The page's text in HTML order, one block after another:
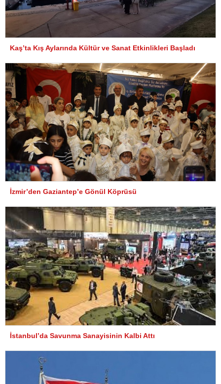
Kaş’ta Kış Aylarında Kültür ve Sanat Etkinlikleri Başladı
İzmir’den Gaziantep’e Gönül Köprüsü
İstanbul’da Savunma Sanayisinin Kalbi Attı